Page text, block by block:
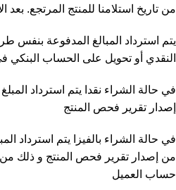
من تاريخ استلامنا للمنتج المرتجع. بعد
يتم استرداد المبالغ المدفوعة بنفس
النقدي أو تحويل على الحساب البنكي في
في حالة الشراء نقدا يتم استرداد
إصدار تقرير فحص المنتج
من إصدار تقرير فحص المنتج و ذلك من
حساب العميل